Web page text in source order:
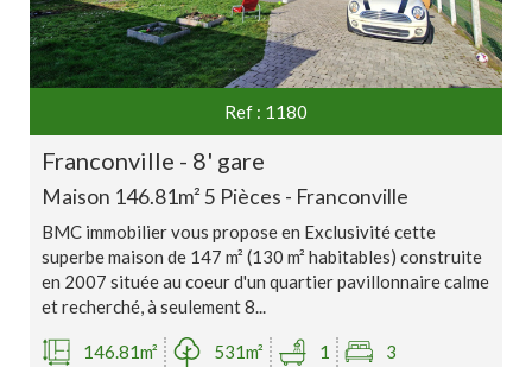
Ref : 1180
franconville - 8' gare
Maison 146.81m² 5 Pièces - Franconville
BMC immobilier vous propose en Exclusivité cette
superbe maison de 147 m² (130 m² habitables) construite
en 2007 située au coeur d'un quartier pavillonnaire calme
et recherché, à seulement 8...
146.81m² 531m² 1 3